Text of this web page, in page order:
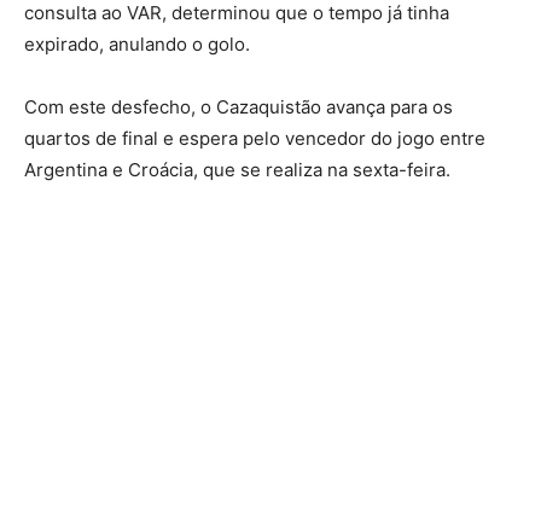
consulta ao VAR, determinou que o tempo já tinha
expirado, anulando o golo.
Com este desfecho, o Cazaquistão avança para os
quartos de final e espera pelo vencedor do jogo entre
Argentina e Croácia, que se realiza na sexta-feira.